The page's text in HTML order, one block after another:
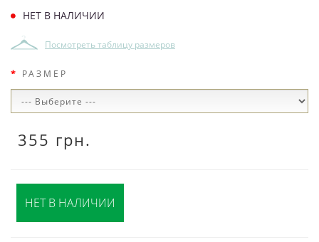
НЕТ В НАЛИЧИИ
Посмотреть таблицу размеров
РАЗМЕР
355 грн.
НЕТ В НАЛИЧИИ